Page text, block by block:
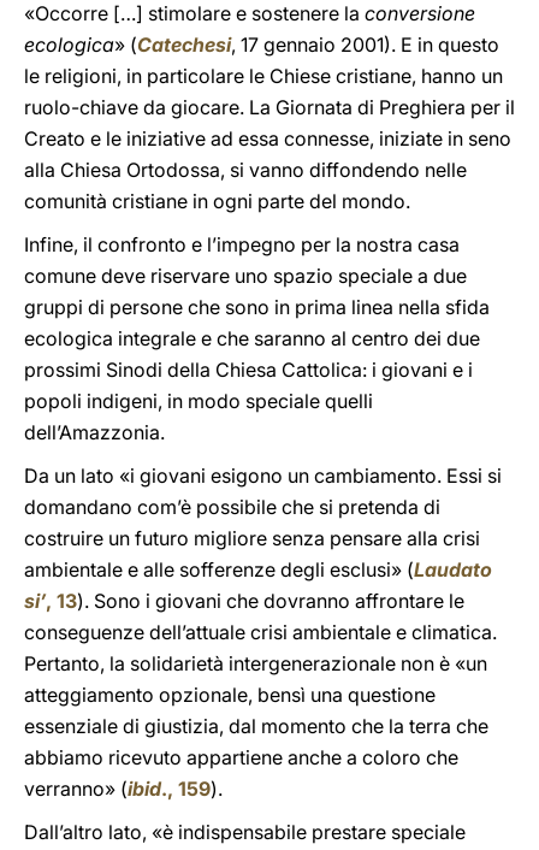
«Occorre […] stimolare e sostenere la conversione
ecologica» (Catechesi, 17 gennaio 2001). E in questo
le religioni, in particolare le Chiese cristiane, hanno un
ruolo-chiave da giocare. La Giornata di Preghiera per il
Creato e le iniziative ad essa connesse, iniziate in seno
alla Chiesa Ortodossa, si vanno diffondendo nelle
comunità cristiane in ogni parte del mondo.
Infine, il confronto e l’impegno per la nostra casa
comune deve riservare uno spazio speciale a due
gruppi di persone che sono in prima linea nella sfida
ecologica integrale e che saranno al centro dei due
prossimi Sinodi della Chiesa Cattolica: i giovani e i
popoli indigeni, in modo speciale quelli
dell’Amazzonia.
Da un lato «i giovani esigono un cambiamento. Essi si
domandano com’è possibile che si pretenda di
costruire un futuro migliore senza pensare alla crisi
ambientale e alle sofferenze degli esclusi» (Laudato
si’, 13). Sono i giovani che dovranno affrontare le
conseguenze dell’attuale crisi ambientale e climatica.
Pertanto, la solidarietà intergenerazionale non è «un
atteggiamento opzionale, bensì una questione
essenziale di giustizia, dal momento che la terra che
abbiamo ricevuto appartiene anche a coloro che
verranno» (ibid., 159).
Dall’altro lato, «è indispensabile prestare speciale